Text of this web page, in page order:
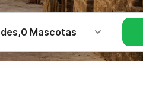
,0 Mascotas